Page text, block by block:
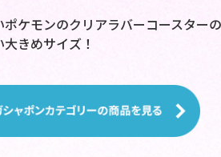
ケモンのクリアラバーコースター
きめサイズ！